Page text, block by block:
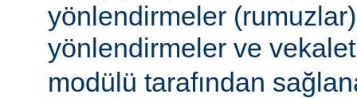
yönlendirmeler
yönlendirmeler ve
modülü tarafından